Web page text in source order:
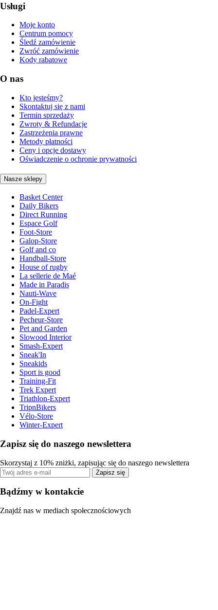
Usługi
Moje konto
Centrum pomocy
Śledź zamówienie
Zwróć zamówienie
Kody rabatowe
O nas
Kto jesteśmy?
Skontaktuj się z nami
Termin sprzedaży
Zwroty & Refundacje
Zastrzeżenia prawne
Metody płatności
Ceny i opcje dostawy
Oświadczenie o ochronie prywatności
Nasze sklepy
Basket Center
Daily Bikers
Direct Running
Espace Golf
Foot-Store
Galop-Store
Golf and co
Handball-Store
House of rugby
La sellerie de Maé
Made in Paradis
Nauti-Wave
On-Fight
Padel-Expert
Pecheur-Store
Pet and Garden
Slowood Interior
Smash-Expert
Sneak'In
Sneakids
Sport is good
Training-Fit
Trek Expert
Triathlon-Expert
TripnBikers
Vélo-Store
Winter-Expert
Zapisz się do naszego newslettera
Skorzystaj z 10% zniżki, zapisując się do naszego newslettera
Zapisz się
Bądźmy w kontakcie
Znajdź nas w mediach społecznościowych